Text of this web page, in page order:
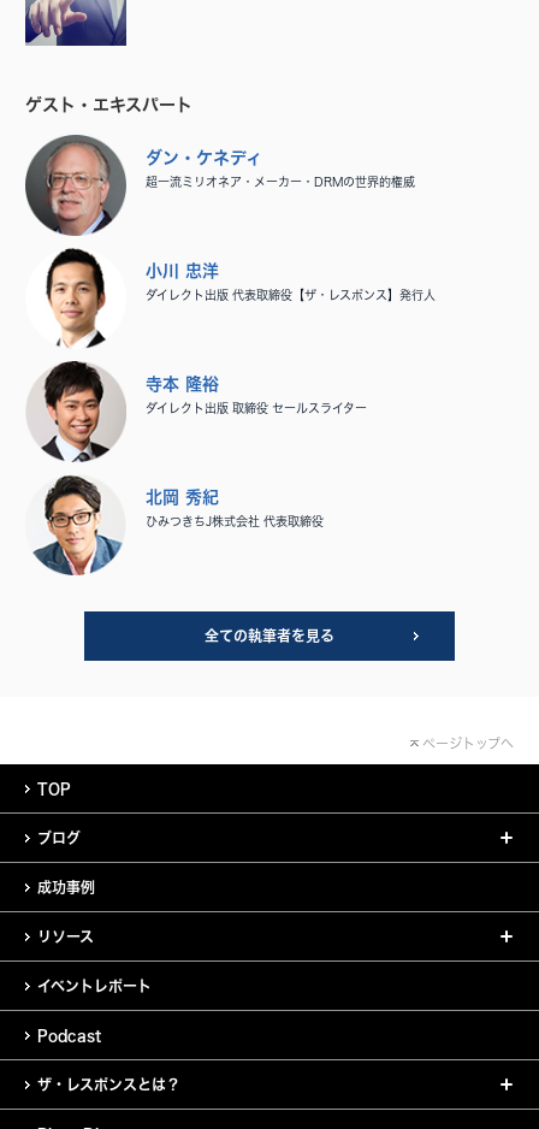
ゲスト・エキスパート
ダン・ケネディ
超一流ミリオネア・メーカー・DRMの世界的権威
小川 忠洋
ダイレクト出版 代表取締役【ザ・レスポンス】発行人
寺本 隆裕
ダイレクト出版 取締役 セールスライター
北岡 秀紀
ひみつきちJ株式会社 代表取締役
全ての執筆者を見る
ページトップへ
TOP
ブログ
成功事例
リソース
イベントレポート
Podcast
ザ・レスポンスとは？